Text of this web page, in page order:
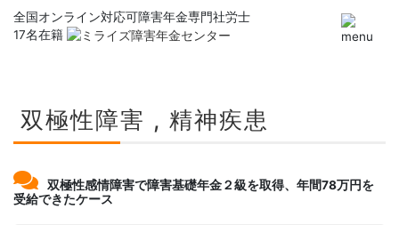
全国オンライン対応可障害年金専門社労士
17名在籍
双極性障害 , 精神疾患
双極性感情障害で障害基礎年金２級を取得、年間78万円を
受給できたケース